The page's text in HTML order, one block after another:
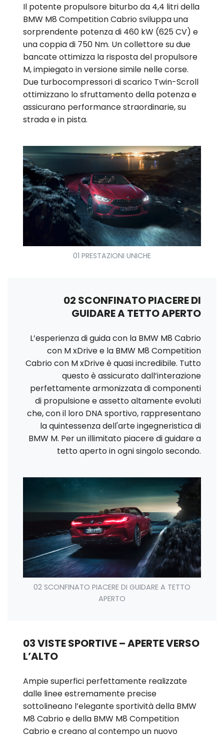
Il potente propulsore biturbo da 4,4 litri della
BMW M8 Competition Cabrio sviluppa una
sorprendente potenza di 460 kW (625 CV) e
una coppia di 750 Nm. Un collettore su due
bancate ottimizza la risposta del propulsore
M, impiegato in versione simile nelle corse.
Due turbocompressori di scarico Twin-Scroll
ottimizzano lo sfruttamento della potenza e
assicurano performance straordinarie, su
strada e in pista.
01 PRESTAZIONI UNICHE
02 SCONFINATO PIACERE DI
GUIDARE A TETTO APERTO
L’esperienza di guida con la BMW M8 Cabrio
con M xDrive e la BMW M8 Competition
Cabrio con M xDrive è quasi incredibile. Tutto
questo è assicurato dall’interazione
perfettamente armonizzata di componenti
di propulsione e assetto altamente evoluti
che, con il loro DNA sportivo, rappresentano
la quintessenza dell'arte ingegneristica di
BMW M. Per un illimitato piacere di guidare a
tetto aperto in ogni singolo secondo.
02 SCONFINATO PIACERE DI GUIDARE A TETTO
APERTO
03 VISTE SPORTIVE – APERTE VERSO
L’ALTO
Ampie superfici perfettamente realizzate
dalle linee estremamente precise
sottolineano l’elegante sportività della BMW
M8 Cabrio e della BMW M8 Competition
Cabrio e creano al contempo un nuovo